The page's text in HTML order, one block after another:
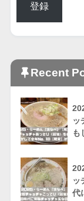
登録
Recent
ッ
も
ッ
代